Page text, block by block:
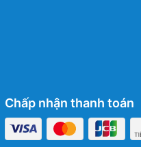
Chấp nhận thanh toán